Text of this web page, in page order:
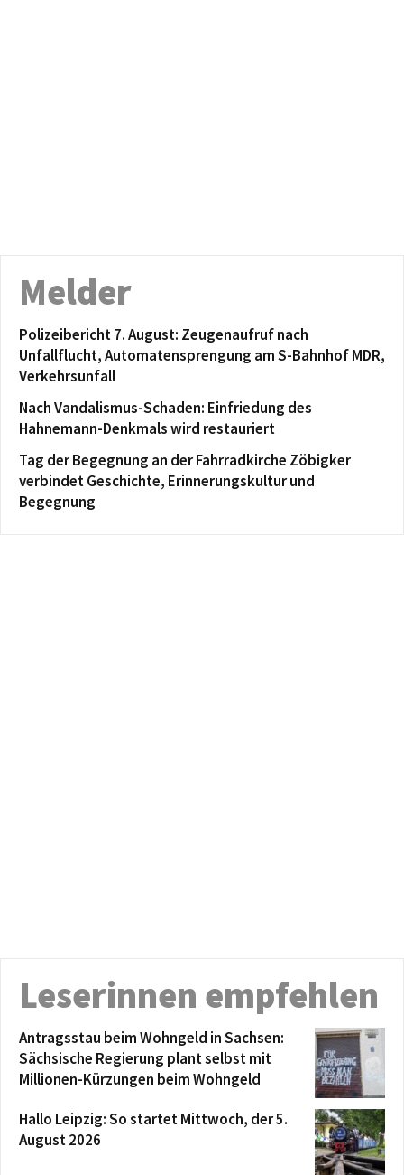
Melder
Polizeibericht 7. August: Zeugenaufruf nach
Unfallflucht, Automatensprengung am S-Bahnhof MDR,
Verkehrsunfall
Nach Vandalismus-Schaden: Einfriedung des
Hahnemann-Denkmals wird restauriert
Tag der Begegnung an der Fahrradkirche Zöbigker
verbindet Geschichte, Erinnerungskultur und
Begegnung
Leserinnen empfehlen
Antragsstau beim Wohngeld in Sachsen:
Sächsische Regierung plant selbst mit
Millionen-Kürzungen beim Wohngeld
Hallo Leipzig: So startet Mittwoch, der 5.
August 2026